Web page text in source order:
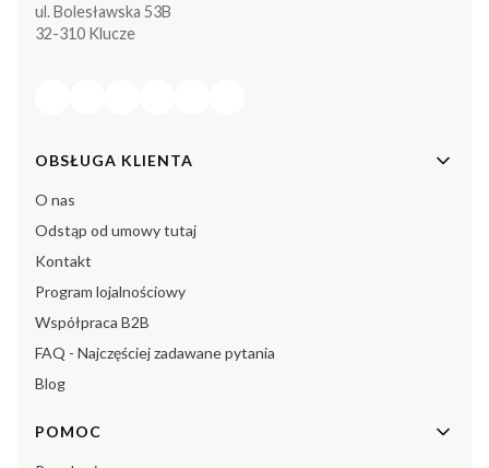
ul. Bolesławska 53B
32-310 Klucze
Linki w stopce
OBSŁUGA KLIENTA
O nas
Odstąp od umowy tutaj
Kontakt
Program lojalnościowy
Współpraca B2B
FAQ - Najczęściej zadawane pytania
Blog
POMOC